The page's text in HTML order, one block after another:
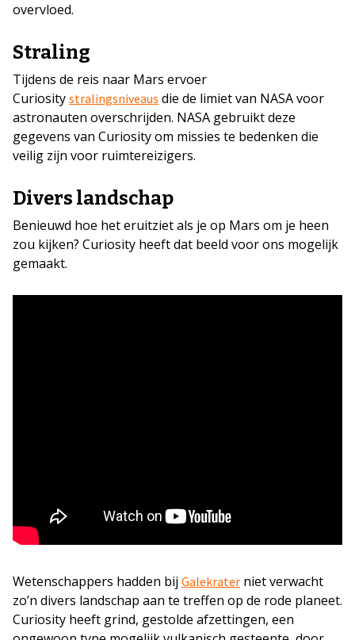
overvloed.
Straling
Tijdens de reis naar Mars ervoer
Curiosity stralingsniveaus die de limiet van NASA voor
astronauten overschrijden. NASA gebruikt deze
gegevens van Curiosity om missies te bedenken die
veilig zijn voor ruimtereizigers.
Divers landschap
Benieuwd hoe het eruitziet als je op Mars om je heen
zou kijken? Curiosity heeft dat beeld voor ons mogelijk
gemaakt.
Wetenschappers hadden bij Galekrater niet verwacht
zo’n divers landschap aan te treffen op de rode planeet.
Curiosity heeft grind, gestolde afzettingen, een